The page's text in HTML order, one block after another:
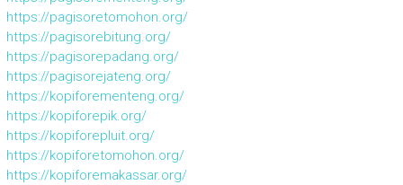
https://pagisoretomohon.org/
https://pagisorebitung.org/
https://pagisorepadang.org/
https://pagisorejateng.org/
https://kopiforementeng.org/
https://kopiforepik.org/
https://kopiforepluit.org/
https://kopiforetomohon.org/
https://kopiforemakassar.org/